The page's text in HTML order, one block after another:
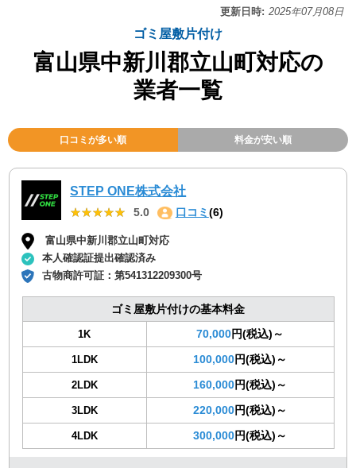
更新日時: 2025年07月08日
ゴミ屋敷片付け
富山県中新川郡立山町対応の
業者一覧
口コミが多い順 料金が安い順
STEP ONE株式会社
★★★★★
★★★★★ 5.0 口コミ (6)
富山県中新川郡立山町対応
本人確認証提出確認済み
古物商許可証：第541312209300号
ゴミ屋敷片付けの基本料金
1K 70,000円(税込)～
1LDK 100,000円(税込)～
2LDK 160,000円(税込)～
3LDK 220,000円(税込)～
4LDK 300,000円(税込)～